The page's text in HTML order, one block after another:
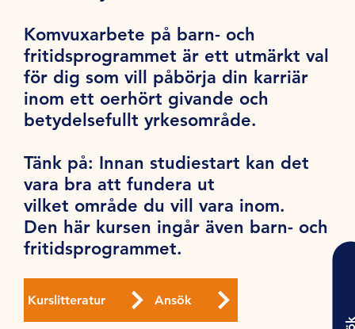
Komvuxarbete på barn- och
fritidsprogrammet är ett utmärkt val
för dig som vill påbörja din karriär
inom ett oerhört givande och
betydelsefullt yrkesområde.
Tänk på: Innan studiestart kan det
vara bra att fundera ut
vilket område du vill vara inom.
Den här kursen ingår även barn- och
fritidsprogrammet.
Kurslitteratur Ansök